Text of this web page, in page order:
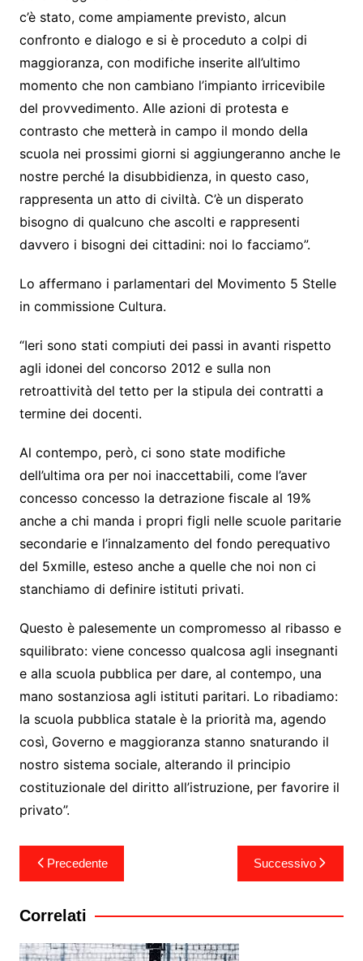
c’è stato, come ampiamente previsto, alcun
confronto e dialogo e si è proceduto a colpi di
maggioranza, con modifiche inserite all’ultimo
momento che non cambiano l’impianto irricevibile
del provvedimento. Alle azioni di protesta e
contrasto che metterà in campo il mondo della
scuola nei prossimi giorni si aggiungeranno anche le
nostre perché la disubbidienza, in questo caso,
rappresenta un atto di civiltà. C’è un disperato
bisogno di qualcuno che ascolti e rappresenti
davvero i bisogni dei cittadini: noi lo facciamo”.
Lo affermano i parlamentari del Movimento 5 Stelle
in commissione Cultura.
“Ieri sono stati compiuti dei passi in avanti rispetto
agli idonei del concorso 2012 e sulla non
retroattività del tetto per la stipula dei contratti a
termine dei docenti.
Al contempo, però, ci sono state modifiche
dell’ultima ora per noi inaccettabili, come l’aver
concesso concesso la detrazione fiscale al 19%
anche a chi manda i propri figli nelle scuole paritarie
secondarie e l’innalzamento del fondo perequativo
del 5xmille, esteso anche a quelle che noi non ci
stanchiamo di definire istituti privati.
Questo è palesemente un compromesso al ribasso e
squilibrato: viene concesso qualcosa agli insegnanti
e alla scuola pubblica per dare, al contempo, una
mano sostanziosa agli istituti paritari. Lo ribadiamo:
la scuola pubblica statale è la priorità ma, agendo
così, Governo e maggioranza stanno snaturando il
nostro sistema sociale, alterando il principio
costituzionale del diritto all’istruzione, per favorire il
privato”.
Navigazione
articoli
Precedente Successivo
Correlati